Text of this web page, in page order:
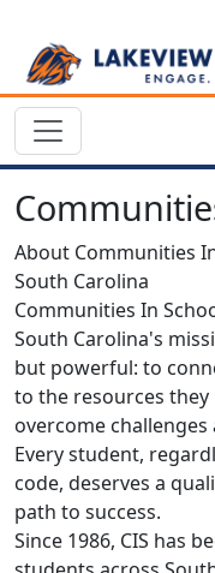
About Communities
South Carolina
Communities In
South Carolina's
but powerful: to
to the resources they
overcome challenges
Every student,
code, deserves a
path to success.
Since 1986, CIS has